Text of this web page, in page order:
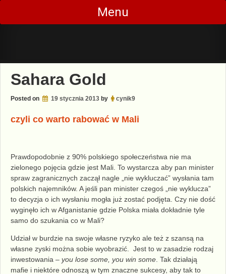
Skip
content
Menu
Sahara Gold
Posted on 19 stycznia 2013 by cynik9
czyli co warto rabować w Mali
Prawdopodobnie z 90% polskiego społeczeństwa nie ma
zielonego pojęcia gdzie jest Mali. To wystarcza aby pan minister
spraw zagranicznych zaczął nagle „nie wykluczać” wysłania tam
polskich najemników. A jeśli pan minister czegoś „nie wyklucza”
to decyzja o ich wysłaniu mogła już zostać podjęta. Czy nie dość
wyginęło ich w Afganistanie gdzie Polska miała dokładnie tyle
samo do szukania co w Mali?
Udział w burdzie na swoje własne ryzyko ale też z szansą na
własne zyski można sobie wyobrazić. Jest to w zasadzie rodzaj
inwestowania – you lose some, you win some . Tak działają
mafie i niektóre odnoszą w tym znaczne sukcesy, aby tak to